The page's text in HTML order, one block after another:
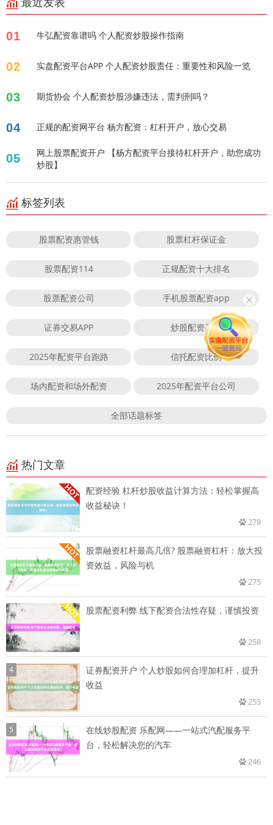
01 牛弘配资靠谱吗 个人配资炒股操作指南
02 实盘配资平台APP 个人配资炒股责任：重要性和风险一览
03 期货协会 个人配资炒股涉嫌违法，需判刑吗？
04 正规的配资网平台 杨方配资：杠杆开户，放心交易
05
网上股票配资开户 【杨方配资平台接待杠杆开户，助您成功
炒股】
标签列表
股票配资惠管钱 股票杠杆保证金
股票配资114 正规配资十大排名
股票配资公司 手机股票配资app
证券交易APP 炒股配资开户
2025年配资平台跑路 信托配资比例
场内配资和场外配资 2025年配资平台公司
全部话题标签
热门文章
配资经验 杠杆炒股收益计算方法：轻松掌握高
收益秘诀！
278
股票融资杠杆最高几倍? 股票融资杠杆：放大投
资效益，风险与机
275
股票配资利弊 线下配资合法性存疑，谨慎投资
258
4
证券配资开户 个人炒股如何合理加杠杆，提升
收益
255
5
在线炒股配资 乐配网——一站式汽配服务平
台，轻松解决您的汽车
246